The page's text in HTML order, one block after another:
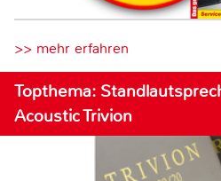
>> mehr erfahren
Topthema:
Acoustic Trivion